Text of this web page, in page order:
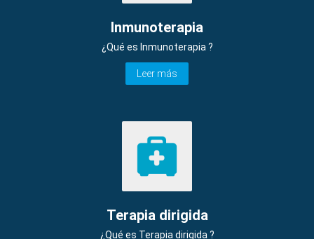
Inmunoterapia
¿Qué es Inmunoterapia ?
Leer más
Terapia dirigida
¿Qué es Terapia dirigida ?